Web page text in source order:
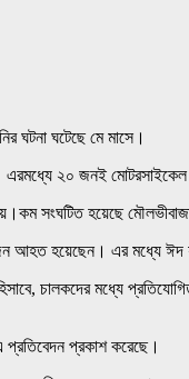
ঘটনা ঘটেছে মে মাসে।
এরমধ্যে ২০ জনই
সংঘটিত হয়েছে
আহত হয়েছেন। এর মধ্যে ঈদ
চালকদের মধ্যে
প্রতিবেদন প্রকাশ করেছে।